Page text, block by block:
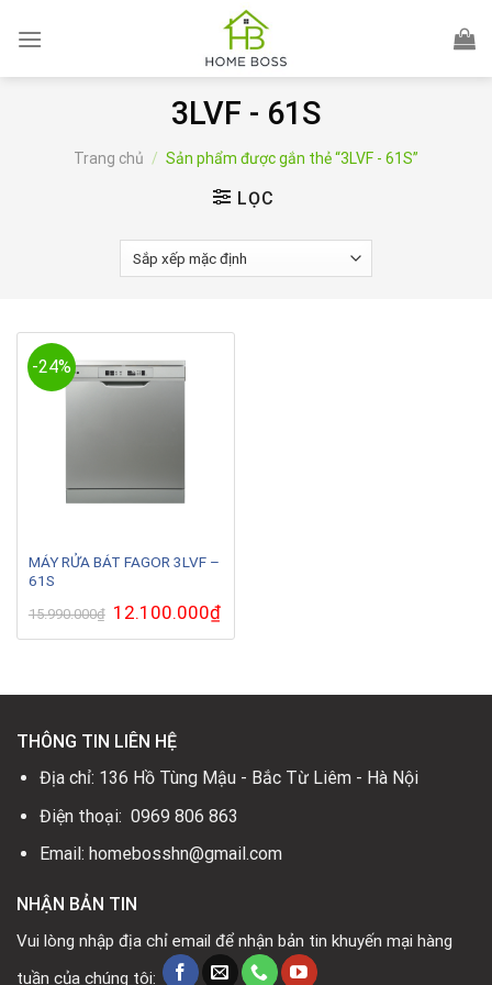
3LVF - 61S
Trang chủ / Sản phẩm được gắn thẻ “3LVF - 61S”
LỌC
-24%
MÁY RỬA BÁT FAGOR 3LVF –
61S
15.990.000₫ Giá
gốc
là:
12.100.000₫Giá
hiện
tại
THÔNG TIN LIÊN HỆ
Địa chỉ: 136 Hồ Tùng Mậu - Bắc Từ Liêm - Hà Nội
Điện thoại: 0969 806 863
Email: homebosshn@gmail.com
NHẬN BẢN TIN
Vui lòng nhập địa chỉ email để nhận bản tin khuyến mại hàng
tuần của chúng tôi: